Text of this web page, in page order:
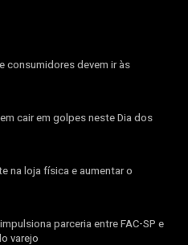
consumidores devem ir às
cair em golpes neste Dia dos
na loja física e aumentar o
parceria entre FAC-SP e
varejo